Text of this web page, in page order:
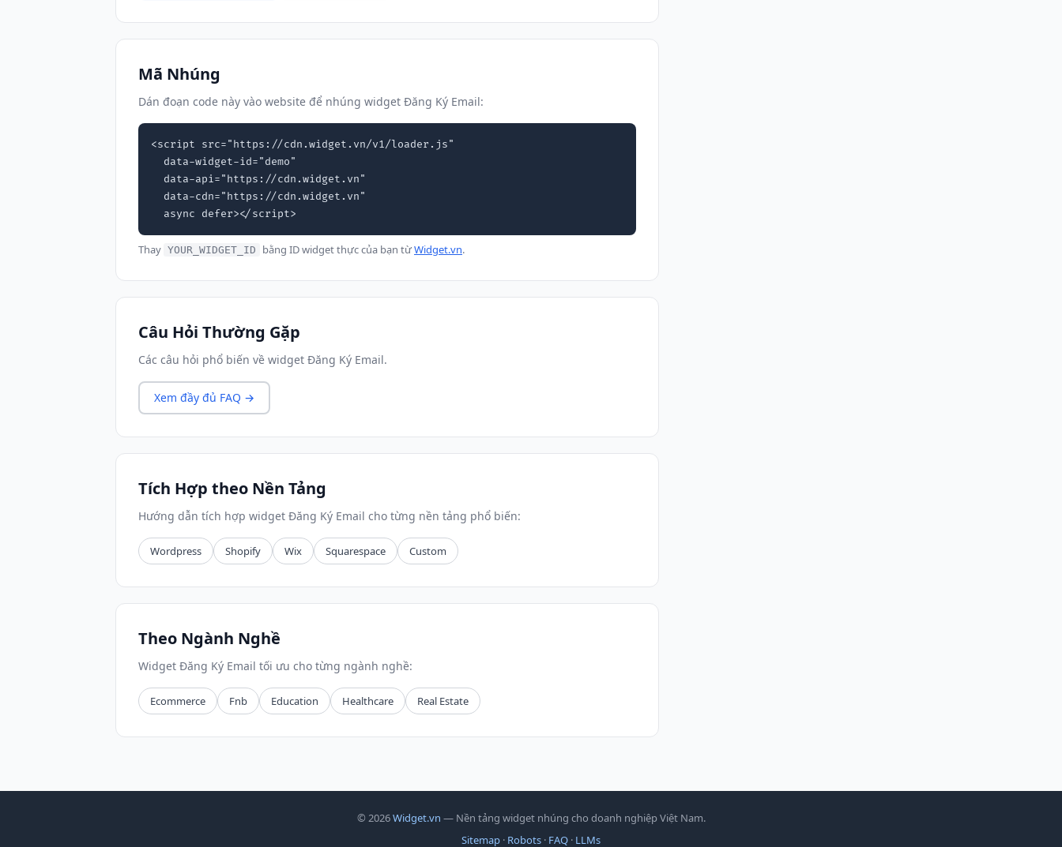
Mã Nhúng
Dán đoạn code này vào website để nhúng widget Đăng Ký Email:
<script src="https://cdn.widget.vn/v1/loader.js"
  async defer></script>
Thay YOUR_WIDGET_ID bằng ID widget thực của bạn từWidget.vn.
Câu Hỏi Thường Gặp
Các câu hỏi phổ biến về widget Đăng Ký Email.
Xem đầy đủ FAQ →
Tích Hợp theo Nền Tảng
Hướng dẫn tích hợp widget Đăng Ký Email cho từng nền tảng phổ biến:
Wordpress Shopify Wix Squarespace Custom
Theo Ngành Nghề
Widget Đăng Ký Email tối ưu cho từng ngành nghề:
Ecommerce Fnb Education Healthcare Real Estate
© 2026Widget.vn — Nền tảng widget nhúng cho doanh nghiệp Việt Nam.
Sitemap · Robots · FAQ · LLMs